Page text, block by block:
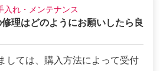
入れ・メンテナンス
理はどのようにお願いしたら良
しては、購入方法によって受付